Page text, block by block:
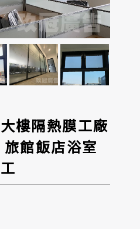
樓隔熱膜工廠
館飯店浴室